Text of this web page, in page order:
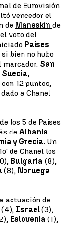
de Eurovisión
vencedor el
de Maneskin de
voto del
Países
bien no hubo
marcador. San
12 puntos,
a Chanel
los 5 de Países
de Albania,
y Grecia. Un
de Chanel los
Bulgaria (8),
(8), Noruega
actuación de
(4), Israel(3),
Eslovenia (1),